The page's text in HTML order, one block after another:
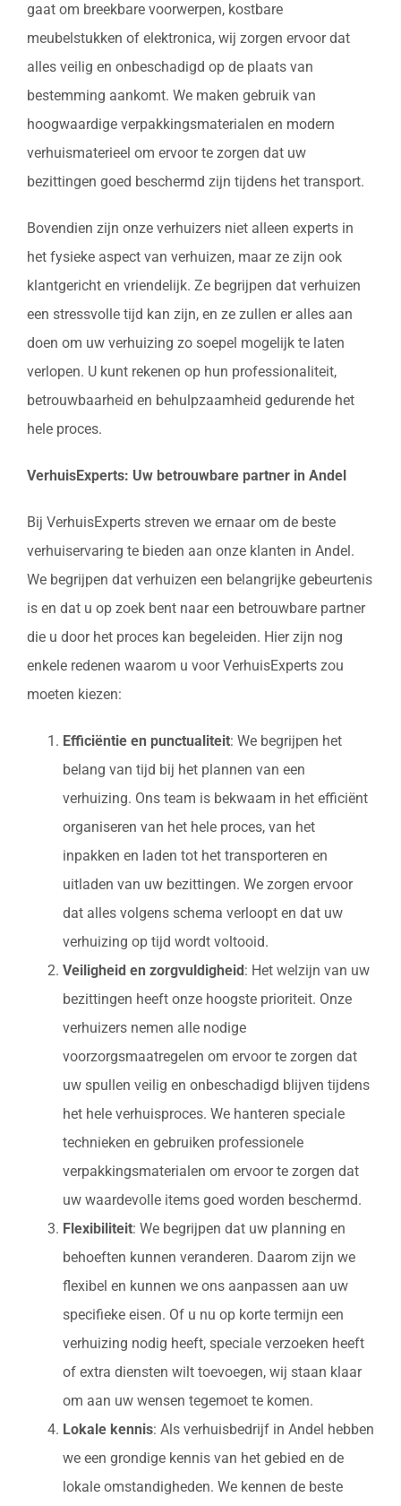
gaat om breekbare voorwerpen, kostbare
meubelstukken of elektronica, wij zorgen ervoor dat
alles veilig en onbeschadigd op de plaats van
bestemming aankomt. We maken gebruik van
hoogwaardige verpakkingsmaterialen en modern
verhuismaterieel om ervoor te zorgen dat uw
bezittingen goed beschermd zijn tijdens het transport.
Bovendien zijn onze verhuizers niet alleen experts in
het fysieke aspect van verhuizen, maar ze zijn ook
klantgericht en vriendelijk. Ze begrijpen dat verhuizen
een stressvolle tijd kan zijn, en ze zullen er alles aan
doen om uw verhuizing zo soepel mogelijk te laten
verlopen. U kunt rekenen op hun professionaliteit,
betrouwbaarheid en behulpzaamheid gedurende het
hele proces.
VerhuisExperts: Uw betrouwbare partner in Andel
Bij VerhuisExperts streven we ernaar om de beste
verhuiservaring te bieden aan onze klanten in Andel.
We begrijpen dat verhuizen een belangrijke gebeurtenis
is en dat u op zoek bent naar een betrouwbare partner
die u door het proces kan begeleiden. Hier zijn nog
enkele redenen waarom u voor VerhuisExperts zou
moeten kiezen:
Efficiëntie en punctualiteit: We begrijpen het
belang van tijd bij het plannen van een
verhuizing. Ons team is bekwaam in het efficiënt
organiseren van het hele proces, van het
inpakken en laden tot het transporteren en
uitladen van uw bezittingen. We zorgen ervoor
dat alles volgens schema verloopt en dat uw
verhuizing op tijd wordt voltooid.
Veiligheid en zorgvuldigheid : Het welzijn van uw
bezittingen heeft onze hoogste prioriteit. Onze
verhuizers nemen alle nodige
voorzorgsmaatregelen om ervoor te zorgen dat
uw spullen veilig en onbeschadigd blijven tijdens
het hele verhuisproces. We hanteren speciale
technieken en gebruiken professionele
verpakkingsmaterialen om ervoor te zorgen dat
uw waardevolle items goed worden beschermd.
Flexibiliteit: We begrijpen dat uw planning en
behoeften kunnen veranderen. Daarom zijn we
flexibel en kunnen we ons aanpassen aan uw
specifieke eisen. Of u nu op korte termijn een
verhuizing nodig heeft, speciale verzoeken heeft
of extra diensten wilt toevoegen, wij staan klaar
om aan uw wensen tegemoet te komen.
Lokale kennis: Als verhuisbedrijf in Andel hebben
we een grondige kennis van het gebied en de
lokale omstandigheden. We kennen de beste